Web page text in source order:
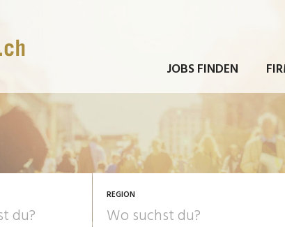
JOBS FINDEN
REGION